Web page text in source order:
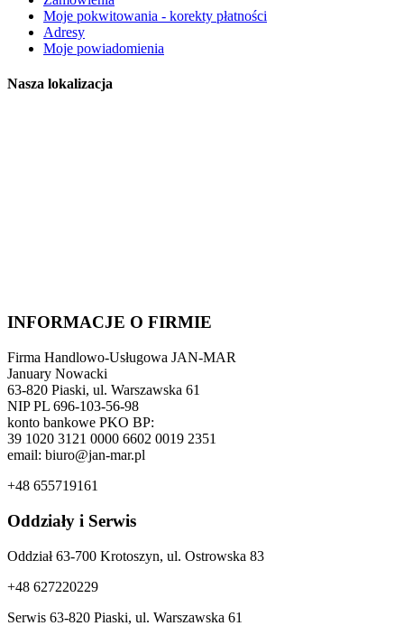
Moje pokwitowania - korekty płatności
Adresy
Moje powiadomienia
Nasza lokalizacja
INFORMACJE O FIRMIE
Firma Handlowo-Usługowa JAN-MAR
January Nowacki
63-820 Piaski, ul. Warszawska 61
NIP PL 696-103-56-98
konto bankowe PKO BP:
39 1020 3121 0000 6602 0019 2351
email: biuro@jan-mar.pl
+48 655719161
Oddziały i Serwis
Oddział 63-700 Krotoszyn, ul. Ostrowska 83
+48 627220229
Serwis 63-820 Piaski, ul. Warszawska 61